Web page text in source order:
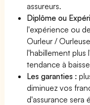
assureurs.
Diplôme ou
l'expérience ou
Ourleur /
l'habillement plus
tendance à
Les garanties :
diminuez vos
d'assurance sera